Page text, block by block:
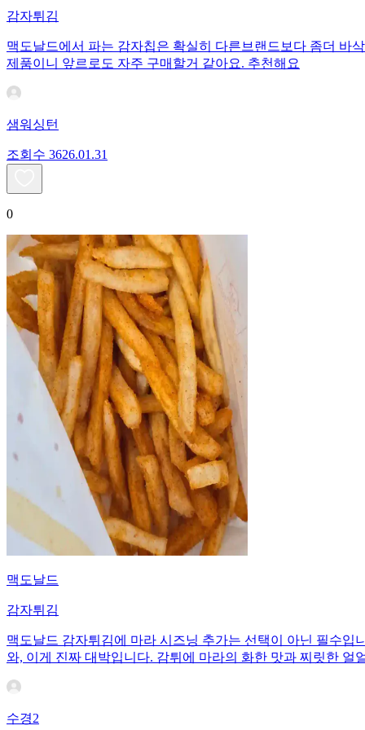
감자튀김
맥도날드에서 파는 감자칩은 확실히 다른브랜드보다 좀더 바
제품이니 앞르로도 자주 구매할거 같아요. 추천해요
샘워싱턴
조회수 3626.01.31
0
맥도날드
감자튀김
맥도날드 감자튀김에 마라 시즈닝 추가는 선택이 아닌 필수입
와, 이게 진짜 대박입니다. 감튀에 마라의 화한 맛과 찌릿한
수경2